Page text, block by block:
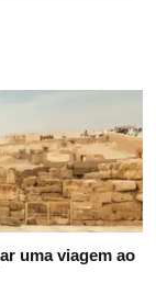
uma viagem ao